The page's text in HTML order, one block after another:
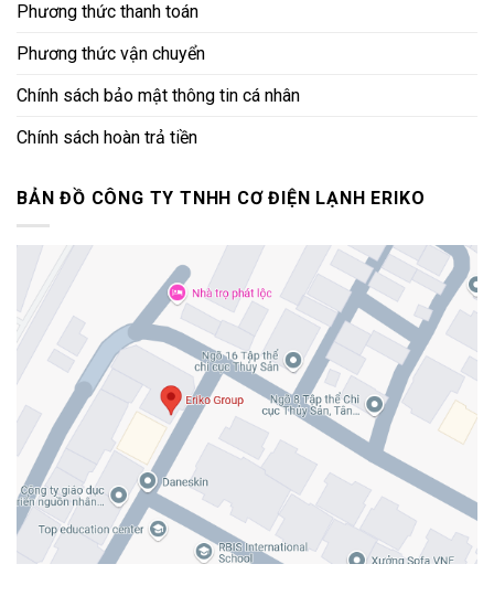
Phương thức thanh toán
Phương thức vận chuyển
Chính sách bảo mật thông tin cá nhân
Chính sách hoàn trả tiền
BẢN ĐỒ CÔNG TY TNHH CƠ ĐIỆN LẠNH ERIKO